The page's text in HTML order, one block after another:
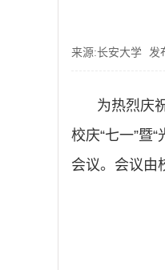
来源:长安大学 发
为热烈庆
校庆“七一”暨
会议。会议由